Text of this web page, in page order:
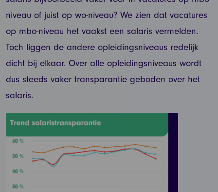
niveau of juist op wo-niveau? We zien dat vacatures
op mbo-niveau het vaakst een salaris vermelden.
Toch liggen de andere opleidingsniveaus redelijk
dicht bij elkaar. Over alle opleidingsniveaus wordt
dus steeds vaker transparantie geboden over het
salaris.